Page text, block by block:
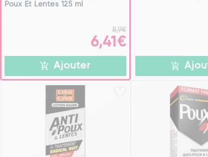
Poux Et Lentes 125 ml
8,9€
6,41€
Ajouter